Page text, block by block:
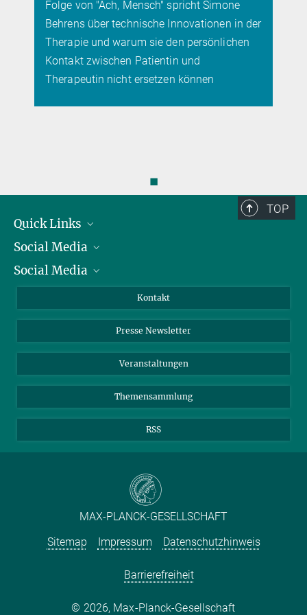
◼
TOP
Quick Links
Präsident
Zahlen und Fakten
Meldestelle Fehlverhalten
Social Media
Bluesky
Social Media
YouTube
Kontakt
Presse Newsletter
Veranstaltungen
Themensammlung
RSS
MAX-PLANCK-GESELLSCHAFT
Sitemap
Impressum Datenschutzhinweis
Barrierefreiheit
2026, Max-Planck-Gesellschaft